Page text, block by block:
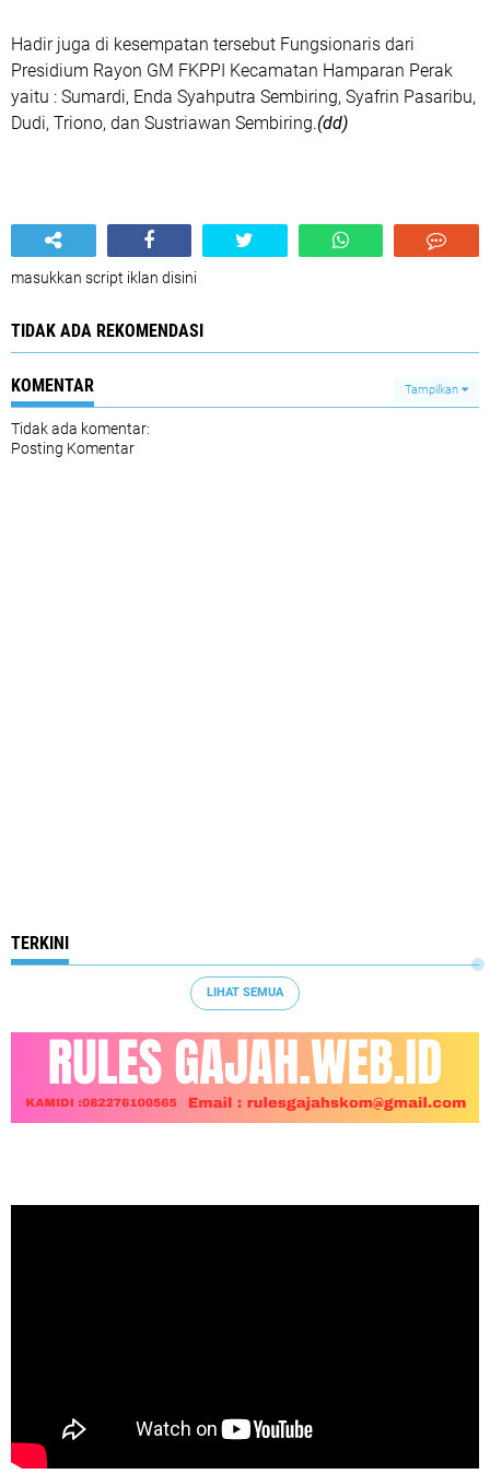
Hadir juga di kesempatan tersebut Fungsionaris dari
Presidium Rayon GM FKPPI Kecamatan Hamparan Perak
yaitu : Sumardi, Enda Syahputra Sembiring, Syafrin Pasaribu,
Dudi, Triono, dan Sustriawan Sembiring.(dd)
masukkan script iklan disini
TIDAK ADA REKOMENDASI
KOMENTAR Tampilkan
Tidak ada komentar:
Posting Komentar
TERKINI
LIHAT SEMUA